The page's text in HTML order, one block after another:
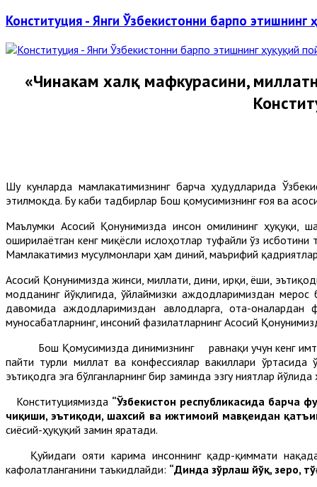
Конституция - Янги Ўзбекистонни барпо этишнинг
«Чинакам халқ мафкурасини,
Шу кунларда мамлакатимизнинг барча ҳудудларида
этилмоқда. Бу каби тадбирлар Бош қомусимизнинг ғоя ва
Маълумки Асосий Қонунимизда инсон омилининг ҳуқуқи,
оширилаётган кенг миқёсли ислоҳотлар туфайли ўз
Мамлакатимиз мусулмонлари ҳам диний, маърифий
Асосий Қонунимизда жинси, миллати, дини, ирқи, ёши,
модданинг йўқлигида, ўйлаймизки аждодларимиздан
давомида аждодларимиздан авлодларга, ота-оналардан
муносабатларнинг, инсоний фазилатларнинг Асосий
Бош Қомусимизда динимизнинг равнақи учун кенг
пайти турли миллат ва конфессиялар вакиллари
эътиқодга эга бўлганларнинг бир заминда эзгу ниятлар
Конституциямизда “Ўзбекистон республикасида барча
чиқиши, эътиқоди, шахсий ва ижтимоий мавқеидан
сиёсий-ҳуқуқий замин яратади.
Қуйидаги ояти карима инсоннинг қадр-қиммати
кафолатланганини таъкидлайди: “Динда зўрлаш йўқ, зеро,